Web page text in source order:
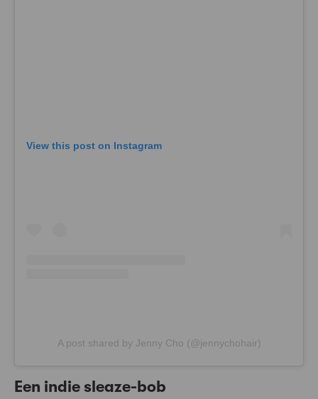
View this post on Instagram
A post shared by Jenny Cho (@jennychohair)
Een indie sleaze-bob